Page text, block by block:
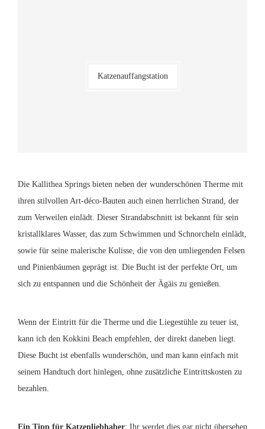
Katzenauffangstation
Die Kallithea Springs bieten neben der wunderschönen Therme mit
ihren stilvollen Art-déco-Bauten auch einen herrlichen Strand, der
zum Verweilen einlädt. Dieser Strandabschnitt ist bekannt für sein
kristallklares Wasser, das zum Schwimmen und Schnorcheln einlädt,
sowie für seine malerische Kulisse, die von den umliegenden Felsen
und Pinienbäumen geprägt ist. Die Bucht ist der perfekte Ort, um
sich zu entspannen und die Schönheit der Ägäis zu genießen.
Wenn der Eintritt für die Therme und die Liegestühle zu teuer ist,
kann ich den Kokkini Beach empfehlen, der direkt daneben liegt.
Diese Bucht ist ebenfalls wunderschön, und man kann einfach mit
seinem Handtuch dort hinlegen, ohne zusätzliche Eintrittskosten zu
bezahlen.
Ein Tipp für Katzenliebhaber: Ihr werdet dies gar nicht übersehen